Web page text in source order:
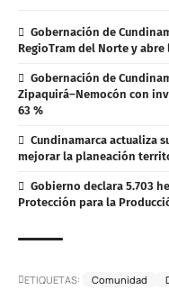
Gobernación de
RegioTram del Norte y
Gobernación de
Zipaquirá–Nemocón con
63 %
Cundinamarca actualiza
mejorar la planeación
Gobierno declara 5.703
Protección para la
ETIQUETAS: Comunidad